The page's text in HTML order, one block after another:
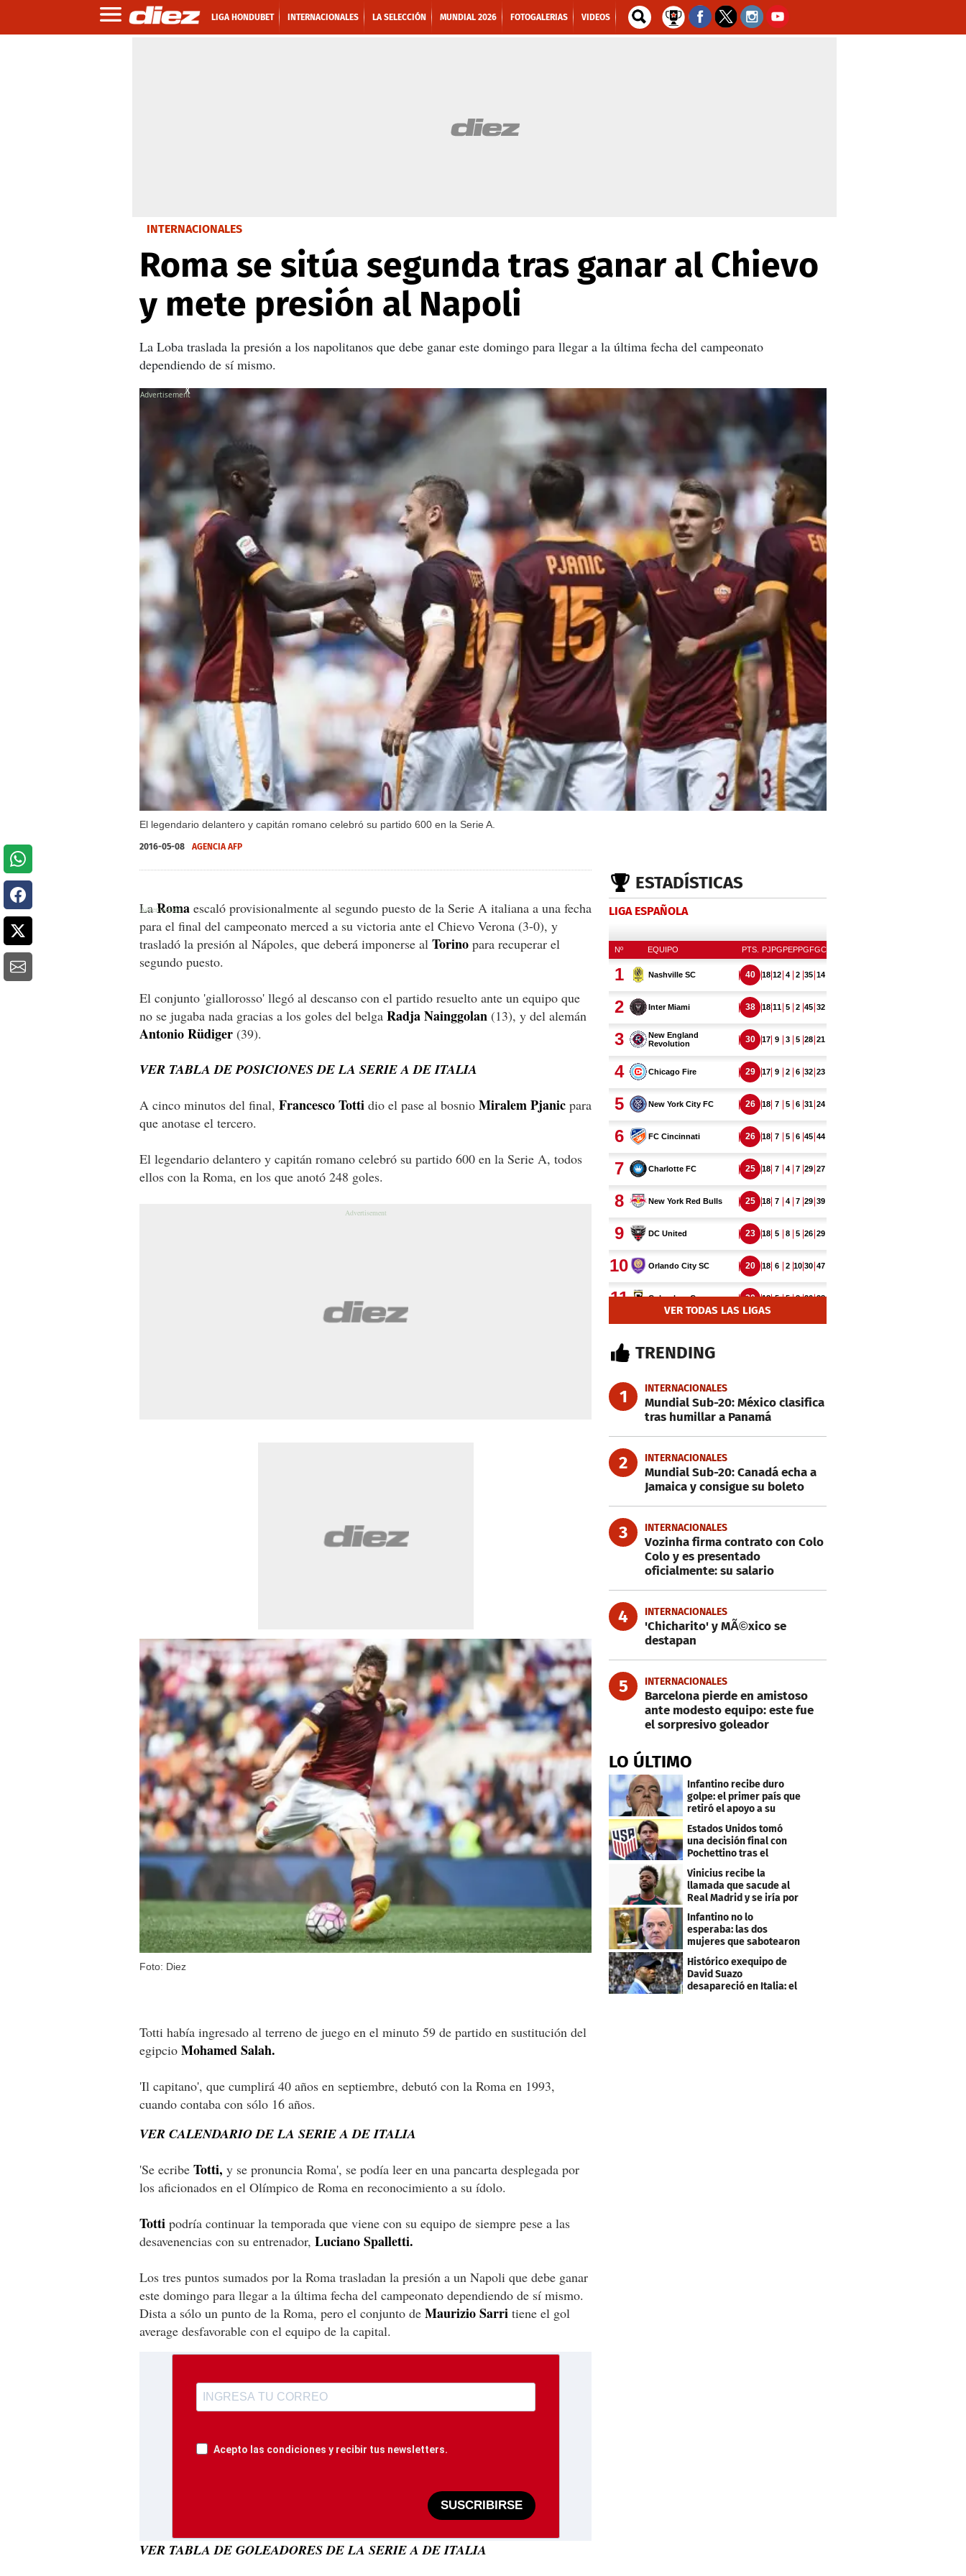
LIGA HONDUBET INTERNACIONALES LA SELECCIÓN MUNDIAL 2026 FOTOGALERIAS VIDEOS
INTERNACIONALES
Roma se sitúa segunda tras ganar al Chievo
y mete presión al Napoli
La Loba traslada la presión a los napolitanos que debe ganar este domingo para llegar a la última fecha del campeonato
dependiendo de sí mismo.
El legendario delantero y capitán romano celebró su partido 600 en la Serie A.
X
X
2016-05-08 AGENCIA AFP
LaRoma escaló provisionalmente al segundo puesto de la Serie A italiana a una fecha
para el final del campeonato merced a su victoria ante el Chievo Verona (3-0), y
trasladó la presión al Nápoles, que deberá imponerse al Torino para recuperar el
segundo puesto.
El conjunto 'giallorosso' llegó al descanso con el partido resuelto ante un equipo que
no se jugaba nada gracias a los goles del belga Radja Nainggolan (13), y del alemán
Antonio Rüdiger (39).
VER TABLA DE POSICIONES DE LA SERIE A DE ITALIA
A cinco minutos del final, Francesco Totti dio el pase al bosnio Miralem Pjanic para
que anotase el tercero.
El legendario delantero y capitán romano celebró su partido 600 en la Serie A, todos
ellos con la Roma, en los que anotó 248 goles.
Foto: Diez
Totti había ingresado al terreno de juego en el minuto 59 de partido en sustitución del
egipcio Mohamed Salah.
'Il capitano', que cumplirá 40 años en septiembre, debutó con la Roma en 1993,
cuando contaba con sólo 16 años.
VER CALENDARIO DE LA SERIE A DE ITALIA
'Se ecribe Totti, y se pronuncia Roma', se podía leer en una pancarta desplegada por
los aficionados en el Olímpico de Roma en reconocimiento a su ídolo.
Totti podría continuar la temporada que viene con su equipo de siempre pese a las
desavenencias con su entrenador, Luciano Spalletti.
Los tres puntos sumados por la Roma trasladan la presión a un Napoli que debe ganar
este domingo para llegar a la última fecha del campeonato dependiendo de sí mismo.
Dista a sólo un punto de la Roma, pero el conjunto de Maurizio Sarri tiene el gol
average desfavorable con el equipo de la capital.
Acepto las condiciones y recibir tus newsletters.
SUSCRIBIRSE
VER TABLA DE GOLEADORES DE LA SERIE A DE ITALIA
ESTADÍSTICAS
LIGA ESPAÑOLA
VER TODAS LAS LIGAS
TRENDING
1 INTERNACIONALES
Mundial Sub-20: México clasifica
tras humillar a Panamá
2 INTERNACIONALES
Mundial Sub-20: Canadá echa a
Jamaica y consigue su boleto
3 INTERNACIONALES
Vozinha firma contrato con Colo
Colo y es presentado
oficialmente: su salario
4 INTERNACIONALES
'Chicharito' y MÃ©xico se
destapan
5 INTERNACIONALES
Barcelona pierde en amistoso
ante modesto equipo: este fue
el sorpresivo goleador
LO ÚLTIMO
Infantino recibe duro
golpe: el primer país que
retiró el apoyo a su
Estados Unidos tomó
una decisión final con
Pochettino tras el
Mundial
Vinicius recibe la
llamada que sacude al
Real Madrid y se iría por
este salario
Infantino no lo
esperaba: las dos
mujeres que sabotearon
sus planes con el
Mundial
Histórico exequipo de
David Suazo
desapareció en Italia: el